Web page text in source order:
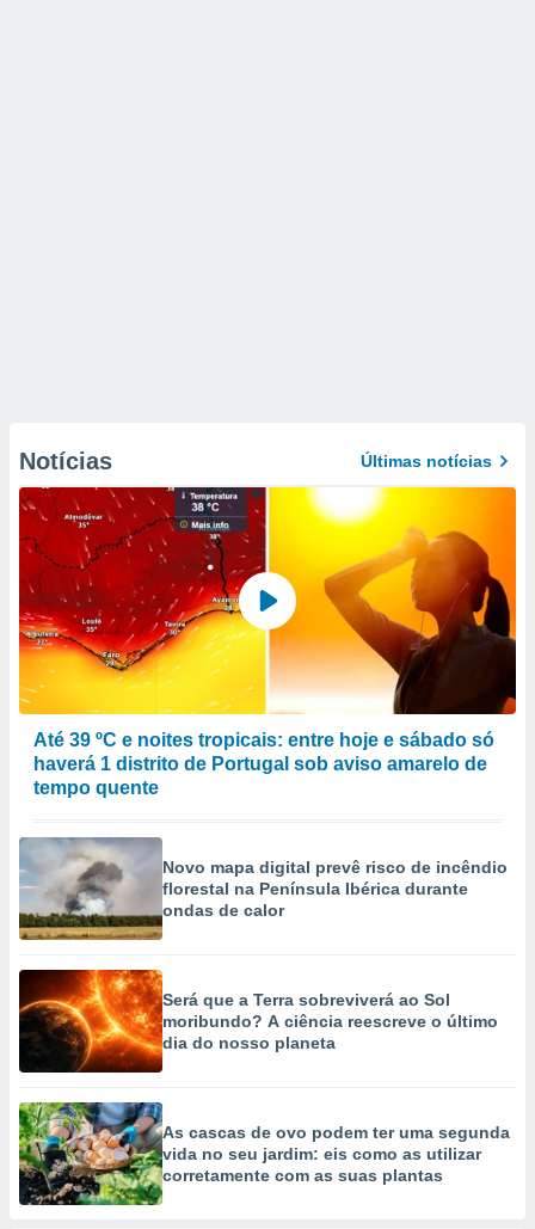
Notícias Últimas notícias
Até 39 ºC e noites tropicais: entre hoje e sábado só
haverá 1 distrito de Portugal sob aviso amarelo de
tempo quente
Novo mapa digital prevê risco de incêndio
florestal na Península Ibérica durante
ondas de calor
Será que a Terra sobreviverá ao Sol
moribundo? A ciência reescreve o último
dia do nosso planeta
As cascas de ovo podem ter uma segunda
vida no seu jardim: eis como as utilizar
corretamente com as suas plantas